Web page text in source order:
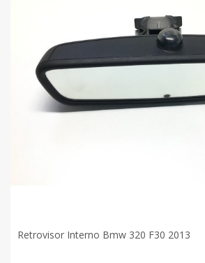
Retrovisor Interno Bmw 320 F30 2013